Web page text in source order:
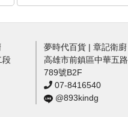
段
夢時代百貨 | 章記衛廚
高雄市前鎮區中華五路
789號B2F
07-8416540
@893kindg